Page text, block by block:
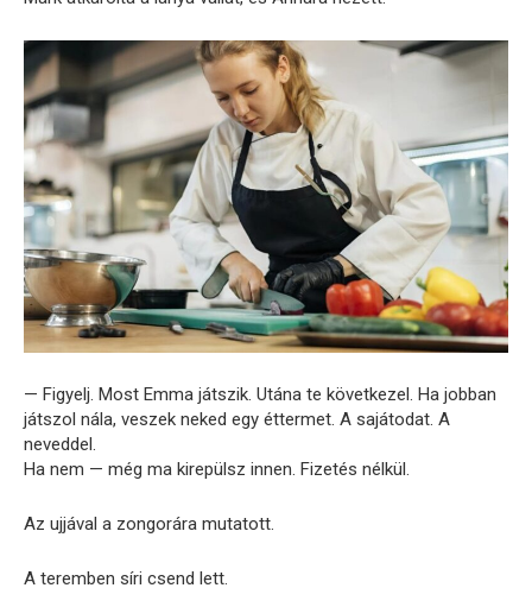
— Figyelj. Most Emma játszik. Utána te következel. Ha jobban
játszol nála, veszek neked egy éttermet. A sajátodat. A
neveddel.
Ha nem — még ma kirepülsz innen. Fizetés nélkül.
Az ujjával a zongorára mutatott.
A teremben síri csend lett.